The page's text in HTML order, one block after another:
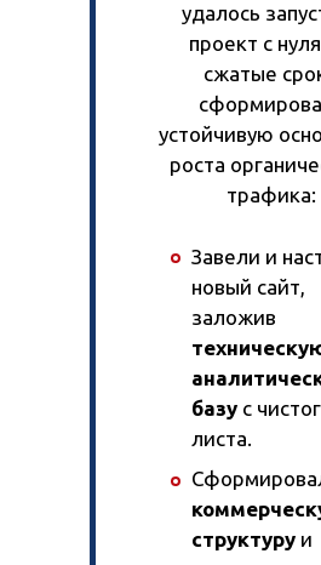
удалось
проект с
сжатые
устойчивую
роста
трафика:
Завели и
новый сайт,
заложив
базу с
листа.
структуру и